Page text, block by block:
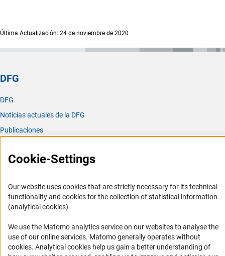
Última Actualización: 24 de noviembre de 2020
DFG
DFG
Noticias actuales de la DFG
Publicaciones
Oficina para América Latina
Misión y actividades
Organizaciones asociadas
Representantes Academicos
Contacto
Fomento
Cookie-Settings
Our website uses cookies that are strictly necessary for its technical
functionality and cookies for the collection of statistical information
(analytical cookies).
We use the Matomo analytics service on our websites to analyse the
use of our online services. Matomo generally operates without
cookies(Anc
. Analytical cookies help us gain a better understanding of